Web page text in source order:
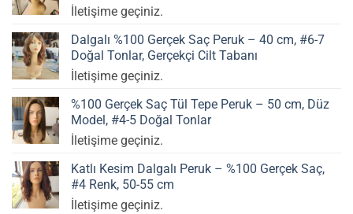
İletişime geçiniz.
Dalgalı %100 Gerçek Saç Peruk – 40 cm, #6-7
Doğal Tonlar, Gerçekçi Cilt Tabanı
İletişime geçiniz.
%100 Gerçek Saç Tül Tepe Peruk – 50 cm, Düz
Model, #4-5 Doğal Tonlar
İletişime geçiniz.
Katlı Kesim Dalgalı Peruk – %100 Gerçek Saç,
#4 Renk, 50-55 cm
İletişime geçiniz.